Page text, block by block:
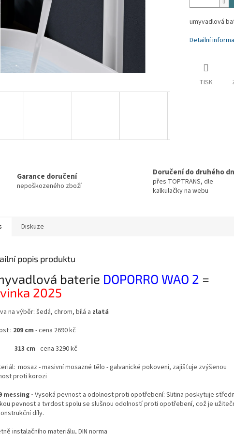
umyvadlová
Detailní
TISK
Garance doručení
nepoškozeného zboží
Doručení do druhého
přes TOPTRANS, dle
kalkulačky na webu
Diskuze
popis produktu
baterie DOPORRO WAO 2 =
2025
na výběr: šedá, chrom, bílá a zlatá
: 209 cm - cena 2690 kč
313 cm - cena 3290 kč
mosaz - masivní mosazné tělo - galvanické pokovení, zajišťuje zvýšenou
proti korozi
messing - Vysoká pevnost a odolnost proti opotřebení: Slitina poskytuje
pevnost a tvrdost spolu se slušnou odolností proti opotřebení, což je
díly.
instalačního materiálu, DIN norma